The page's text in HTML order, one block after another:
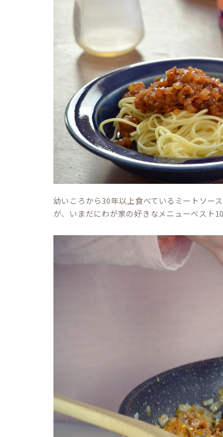
幼いころから30年以上食べているミートソー
が、いまだにわが家の好きなメニューベスト